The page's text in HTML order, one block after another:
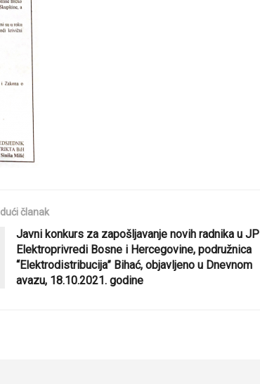
Idući članak
Javni konkurs za zapošljavanje novih radnika u JP
Elektroprivredi Bosne i Hercegovine, podružnica
“Elektrodistribucija” Bihać, objavljeno u Dnevnom
avazu, 18.10.2021. godine